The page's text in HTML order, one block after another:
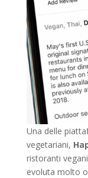
Una delle
vegetariani,
ristoranti
evoluta molto